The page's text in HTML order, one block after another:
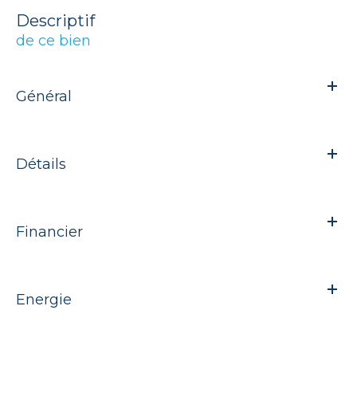
descriptif
de ce bien
Général
Détails
Financier
Energie